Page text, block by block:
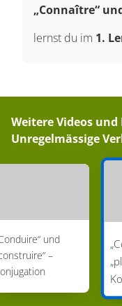
„Connaître“
lernst du im 1.
Weitere Videos
Unregelmässige
und
–